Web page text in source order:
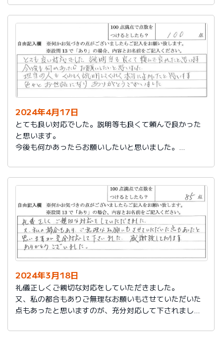
2024年4月17日
とても良い対応でした。説明等も良くて頼んで良かった
と思います。
今後も何かあったらお願いしたいと思いました。
います。
色々とお世話になりありがとうございました。
2024年3月18日
礼儀正しくご親切な対応をしていただきました。
又、私の都合もありご無理なお願いもさせていただいた
点もあったと思いますのが、充分対応して下されまし
ありがとうございました。